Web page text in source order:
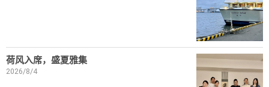
荷风入席，盛夏雅集
2026/8/4